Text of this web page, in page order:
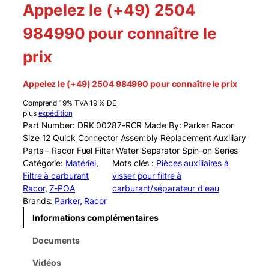
Appelez le (+49) 2504
984990 pour connaître le
prix
Appelez le (+49) 2504 984990 pour connaître le prix
Comprend 19% TVA 19 % DE
plus expédition
Part Number: DRK 00287-RCR Made By: Parker Racor
Size 12 Quick Connector Assembly Replacement Auxiliary
Parts – Racor Fuel Filter Water Separator Spin-on Series
Catégorie: Matériel
Filtre à carburant
Racor, Z-POA
Mots clés : Pièces auxiliaires à
visser pour filtre à
carburant/séparateur d'eau
Brands: Parker, Racor
Informations complémentaires
Documents
Vidéos